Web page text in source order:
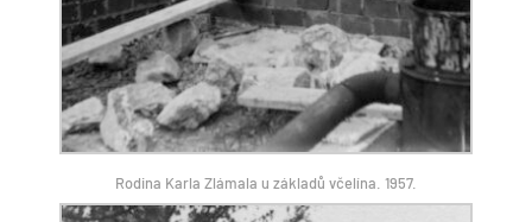
Rodina Karla Zlámala u základů včelína. 1957.